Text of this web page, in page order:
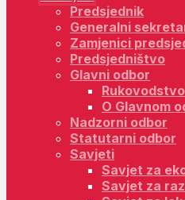
Predsjednik
Generalni
Zamjenici
Predsjedništvo
Glavni odbor
O Glavnom
Nadzorni odbor
Statutarni odbor
Savjeti
Savjet za
Savjet za